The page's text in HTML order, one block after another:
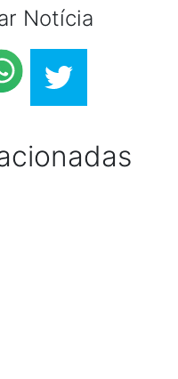
Notícia